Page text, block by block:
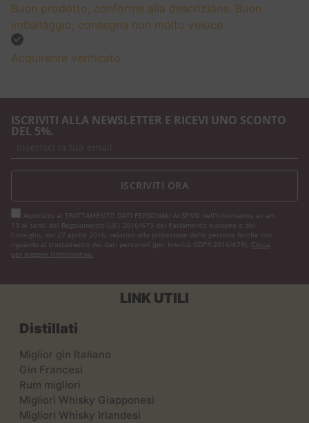
Buon prodotto, conforme alla descrizione. Buon
imballaggio, consegna non molto veloce.
Acquirente verificato
ISCRIVITI ALLA NEWSLETTER E RICEVI UNO SCONTO
DEL 5%.
Autorizzo al TRATTAMENTO DATI PERSONALI AI SENSI dell'Informativa ex art.
13 ai sensi del Regolamento (UE) 2016/679 del Parlamento europeo e del
Consiglio, del 27 aprile 2016, relativo alla protezione delle persone fisiche con
riguardo al trattamento dei dati personali (per brevità GDPR 2016/679). Clicca
per leggere l’informativa.
ISCRIVITI ORA
LINK UTILI
Distillati
Miglior gin Italiano
Gin Francesi
Rum migliori
Migliori Whisky Giapponesi
Migliori Whisky Irlandesi